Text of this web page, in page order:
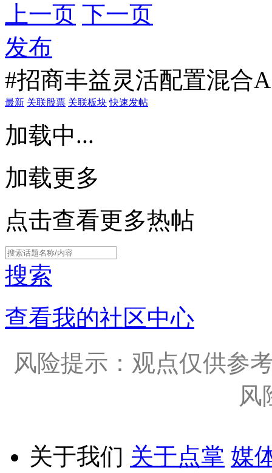
上一页 下一页
发布
#招商丰益灵活配置混合
最新 关联股票 关联板块 快速发帖
加载中...
加载更多
点击查看更多热帖
搜索
查看我的社区中心
风险提示：观点仅供参
风
关于我们 关于点掌 媒